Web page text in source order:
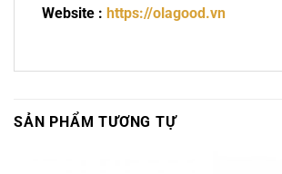
Website : https://olagood.vn
SẢN PHẨM TƯƠNG TỰ